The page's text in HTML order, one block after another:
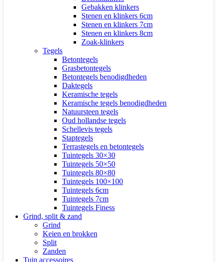
Gebakken klinkers
Stenen en klinkers 6cm
Stenen en klinkers 7cm
Stenen en klinkers 8cm
Zoak-klinkers
Tegels
Betontegels
Grasbetontegels
Betontegels benodigdheden
Daktegels
Keramische tegels
Keramische tegels benodigdheden
Natuursteen tegels
Oud hollandse tegels
Schellevis tegels
Staptegels
Terrastegels en betontegels
Tuintegels 30×30
Tuintegels 50×50
Tuintegels 80×80
Tuintegels 100×100
Tuintegels 6cm
Tuintegels 7cm
Tuintegels Finess
Grind, split & zand
Grind
Keien en brokken
Split
Zanden
Tuin accessoires